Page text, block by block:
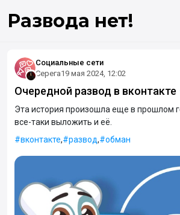
Развода нет!
Социальные сети
Серега19 мая 2024, 12:02
Очередной развод в вконтакте
Эта история произошла еще в прошлом
все-таки выложить и её.
вконтакте, развод, обман